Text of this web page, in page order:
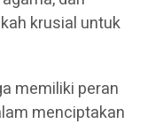
krusial untuk
memiliki peran
menciptakan